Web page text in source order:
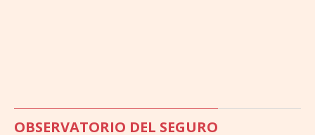
OBSERVATORIO DEL SEGURO